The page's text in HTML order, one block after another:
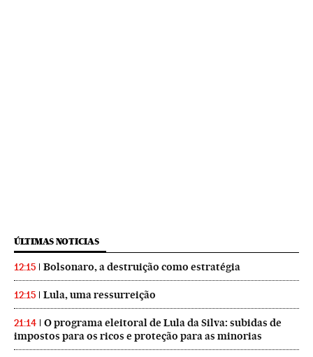
ÚLTIMAS NOTICIAS
12:15 Bolsonaro, a destruição como estratégia
12:15 Lula, uma ressurreição
21:14
O programa eleitoral de Lula da Silva: subidas de
impostos para os ricos e proteção para as minorias